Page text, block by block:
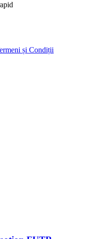
și Condiții